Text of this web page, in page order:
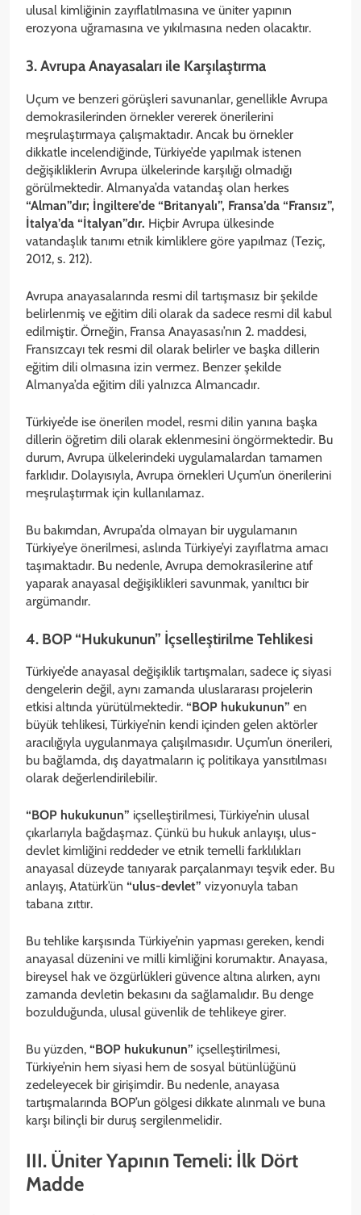
ulusal kimliğinin zayıflatılmasına ve üniter yapının
erozyona uğramasına ve yıkılmasına neden olacaktır.
3. Avrupa Anayasaları ile Karşılaştırma
Uçum ve benzeri görüşleri savunanlar, genellikle Avrupa
demokrasilerinden örnekler vererek önerilerini
meşrulaştırmaya çalışmaktadır. Ancak bu örnekler
dikkatle incelendiğinde, Türkiye’de yapılmak istenen
değişikliklerin Avrupa ülkelerinde karşılığı olmadığı
görülmektedir. Almanya’da vatandaş olan herkes
“Alman”dır; İngiltere’de “Britanyalı”, Fransa’da “Fransız”,
İtalya’da “İtalyan”dır. Hiçbir Avrupa ülkesinde
vatandaşlık tanımı etnik kimliklere göre yapılmaz (Teziç,
2012, s. 212).
Avrupa anayasalarında resmi dil tartışmasız bir şekilde
belirlenmiş ve eğitim dili olarak da sadece resmi dil kabul
edilmiştir. Örneğin, Fransa Anayasası’nın 2. maddesi,
Fransızcayı tek resmi dil olarak belirler ve başka dillerin
eğitim dili olmasına izin vermez. Benzer şekilde
Almanya’da eğitim dili yalnızca Almancadır.
Türkiye’de ise önerilen model, resmi dilin yanına başka
dillerin öğretim dili olarak eklenmesini öngörmektedir. Bu
durum, Avrupa ülkelerindeki uygulamalardan tamamen
farklıdır. Dolayısıyla, Avrupa örnekleri Uçum’un önerilerini
meşrulaştırmak için kullanılamaz.
Bu bakımdan, Avrupa’da olmayan bir uygulamanın
Türkiye’ye önerilmesi, aslında Türkiye’yi zayıflatma amacı
taşımaktadır. Bu nedenle, Avrupa demokrasilerine atıf
yaparak anayasal değişiklikleri savunmak, yanıltıcı bir
argümandır.
4. BOP “Hukukunun” İçselleştirilme Tehlikesi
Türkiye’de anayasal değişiklik tartışmaları, sadece iç siyasi
dengelerin değil, aynı zamanda uluslararası projelerin
etkisi altında yürütülmektedir. “BOP hukukunun” en
büyük tehlikesi, Türkiye’nin kendi içinden gelen aktörler
aracılığıyla uygulanmaya çalışılmasıdır. Uçum’un önerileri,
bu bağlamda, dış dayatmaların iç politikaya yansıtılması
olarak değerlendirilebilir.
“BOP hukukunun” içselleştirilmesi, Türkiye’nin ulusal
çıkarlarıyla bağdaşmaz. Çünkü bu hukuk anlayışı, ulus-
devlet kimliğini reddeder ve etnik temelli farklılıkları
anayasal düzeyde tanıyarak parçalanmayı teşvik eder. Bu
anlayış, Atatürk’ün “ulus-devlet” vizyonuyla taban
tabana zıttır.
Bu tehlike karşısında Türkiye’nin yapması gereken, kendi
anayasal düzenini ve milli kimliğini korumaktır. Anayasa,
bireysel hak ve özgürlükleri güvence altına alırken, aynı
zamanda devletin bekasını da sağlamalıdır. Bu denge
bozulduğunda, ulusal güvenlik de tehlikeye girer.
Bu yüzden, “BOP hukukunun” içselleştirilmesi,
Türkiye’nin hem siyasi hem de sosyal bütünlüğünü
zedeleyecek bir girişimdir. Bu nedenle, anayasa
tartışmalarında BOP’un gölgesi dikkate alınmalı ve buna
karşı bilinçli bir duruş sergilenmelidir.
III. Üniter Yapının Temeli: İlk Dört
Madde